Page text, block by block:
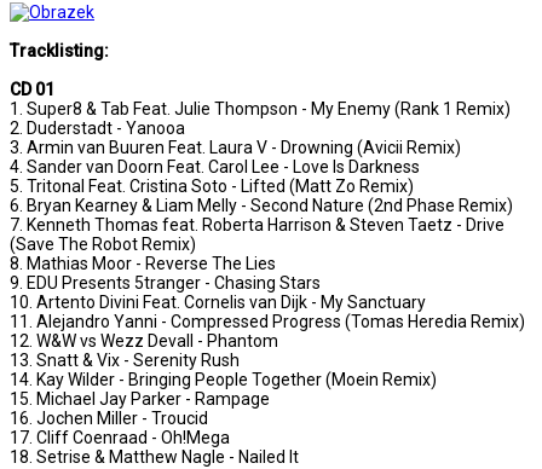
Tracklisting:
CD 01
1. Super8 & Tab Feat. Julie Thompson - My Enemy (Rank 1 Remix)
2. Duderstadt - Yanooa
3. Armin van Buuren Feat. Laura V - Drowning (Avicii Remix)
4. Sander van Doorn Feat. Carol Lee - Love Is Darkness
5. Tritonal Feat. Cristina Soto - Lifted (Matt Zo Remix)
6. Bryan Kearney & Liam Melly - Second Nature (2nd Phase Remix)
7. Kenneth Thomas feat. Roberta Harrison & Steven Taetz - Drive
(Save The Robot Remix)
8. Mathias Moor - Reverse The Lies
9. EDU Presents 5tranger - Chasing Stars
10. Artento Divini Feat. Cornelis van Dijk - My Sanctuary
11. Alejandro Yanni - Compressed Progress (Tomas Heredia Remix)
12. W&W vs Wezz Devall - Phantom
13. Snatt & Vix - Serenity Rush
14. Kay Wilder - Bringing People Together (Moein Remix)
15. Michael Jay Parker - Rampage
16. Jochen Miller - Troucid
17. Cliff Coenraad - Oh!Mega
18. Setrise & Matthew Nagle - Nailed It